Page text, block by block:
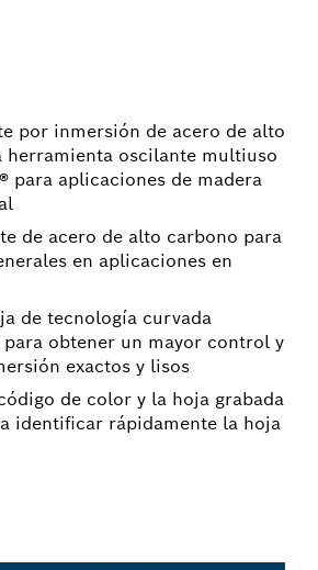
por inmersión de acero de alto
herramienta oscilante multiuso
para aplicaciones de madera
de acero de alto carbono para
en aplicaciones en
de tecnología curvada
para obtener un mayor control y
exactos y lisos
de color y la hoja grabada
identificar rápidamente la hoja